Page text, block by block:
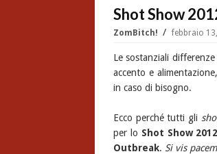
Shot Show
ZomBitch! febbraio
Le sostanziali
accento e
in caso di bisogno.
Ecco perché tutti gli
per lo Shot Show 2012
Outbreak. Si vis